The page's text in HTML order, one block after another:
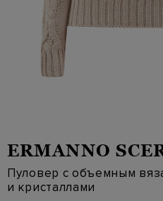
ERMANNO
Пуловер с объемным
и кристаллами